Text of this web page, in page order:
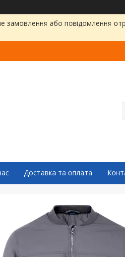
замовлення або повідомлення
Доставка та оплата